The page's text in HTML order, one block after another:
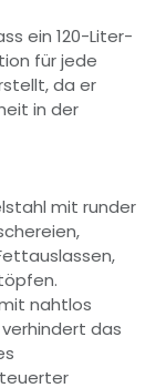
ein 120-Liter-
für jede
da er
in der
mit runder
nahtlos
das